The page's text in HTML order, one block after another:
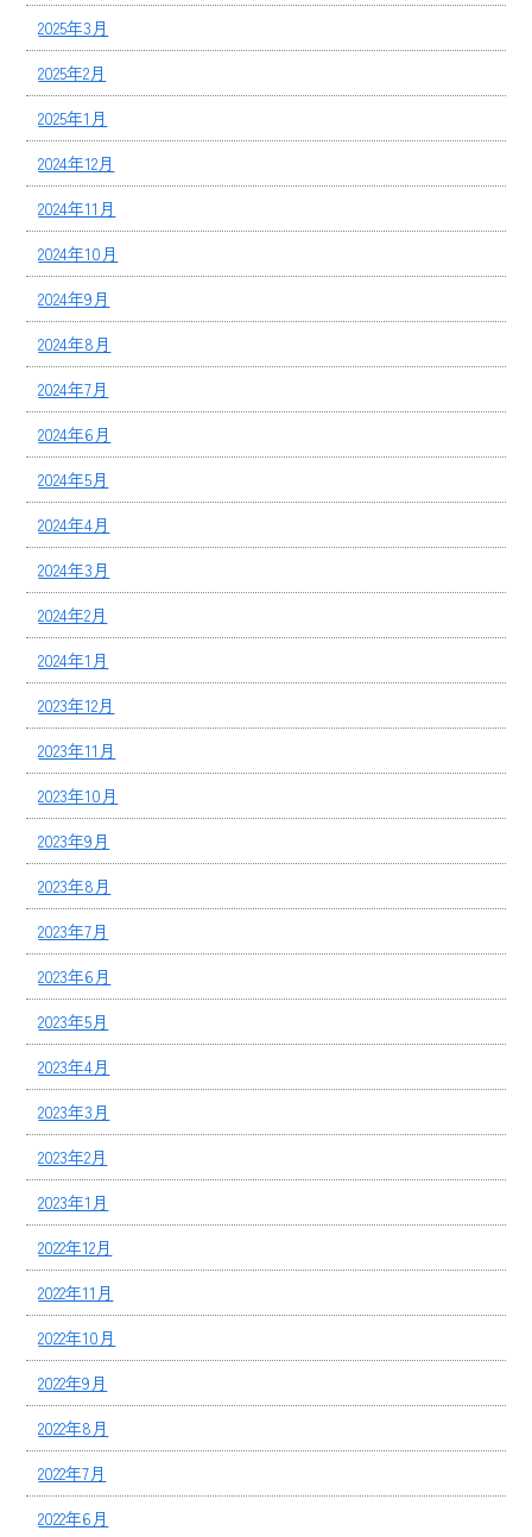
2025年3月
2025年2月
2025年1月
2024年12月
2024年11月
2024年10月
2024年9月
2024年8月
2024年7月
2024年6月
2024年5月
2024年4月
2024年3月
2024年2月
2024年1月
2023年12月
2023年11月
2023年10月
2023年9月
2023年8月
2023年7月
2023年6月
2023年5月
2023年4月
2023年3月
2023年2月
2023年1月
2022年12月
2022年11月
2022年10月
2022年9月
2022年8月
2022年7月
2022年6月